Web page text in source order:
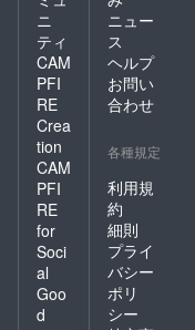
目標額
を超え
たご支
援をい
ただけ
た場合
は、大
費及び
開催時
の費用
とし
て、利
用させ
ていた
だきま
す。
ジをご
参照く
ださい)
※ ロゴ
画像の
受け渡
しは、
いただ
ご入力
いただ
くメー
ルアド
レスに
担当者
から連
絡いた
くださ
い。 ※
掲載順
は支援
額に関
わら
ず、ロ
とロゴ
希望ス
ペース
に分
け、あ
いうえ
お順と
なりま
す。(リ
ターン
の画像
ニ
ティ
CAM
PFI
RE
Crea
tion
CAM
PFI
RE
for
Soci
al
Goo
d
ニュー
ス
ヘルプ
お問い
合わせ
各種規定
利用規
約
細則
プライ
バシー
ポリ
シー